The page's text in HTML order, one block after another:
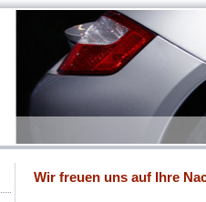
Wir freuen uns auf Ihre